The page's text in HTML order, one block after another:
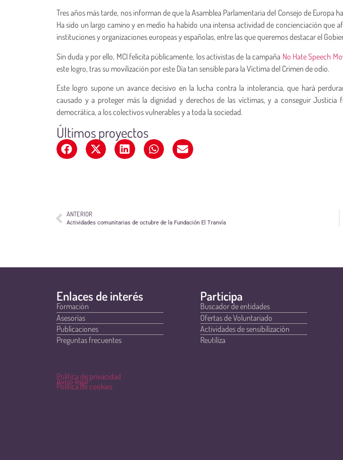
Tres años más tarde, nos informan de que la Asamblea Parlamentaria del Consejo de Europa
Ha sido un largo camino y en medio ha habido una intensa actividad de concienciación que
instituciones y organizaciones europeas y españolas, entre las que queremos destacar el
Sin duda y por ello, MCI felicita públicamente, los activistas de la campaña No Hate Speech
este logro, tras su movilización por este Día tan sensible para la Víctima del Crimen de odio.
Este logro supone un avance decisivo en la lucha contra la intolerancia, que hará
causado y a proteger más la dignidad y derechos de las víctimas, y a conseguir Justicia
democrática, a los colectivos vulnerables y a toda la sociedad.
Últimos proyectos
ANTERIOR
Actividades comunitarias de octubre de la Fundación El Tranvía
Enlaces de interés
Formación
Asesorías
Publicaciones
Preguntas frecuentes
Política de privacidad
Aviso legal
Política de cookies
Participa
Buscador de entidades
Ofertas de Voluntariado
Actividades de sensibilización
Reutiliza